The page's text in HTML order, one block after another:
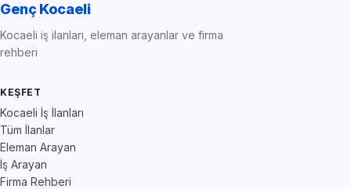
Genç Kocaeli
Kocaeli iş ilanları, eleman arayanlar ve firma
rehberi
KEŞFET
Kocaeli İş İlanları
Tüm İlanlar
Eleman Arayan
İş Arayan
Firma Rehberi